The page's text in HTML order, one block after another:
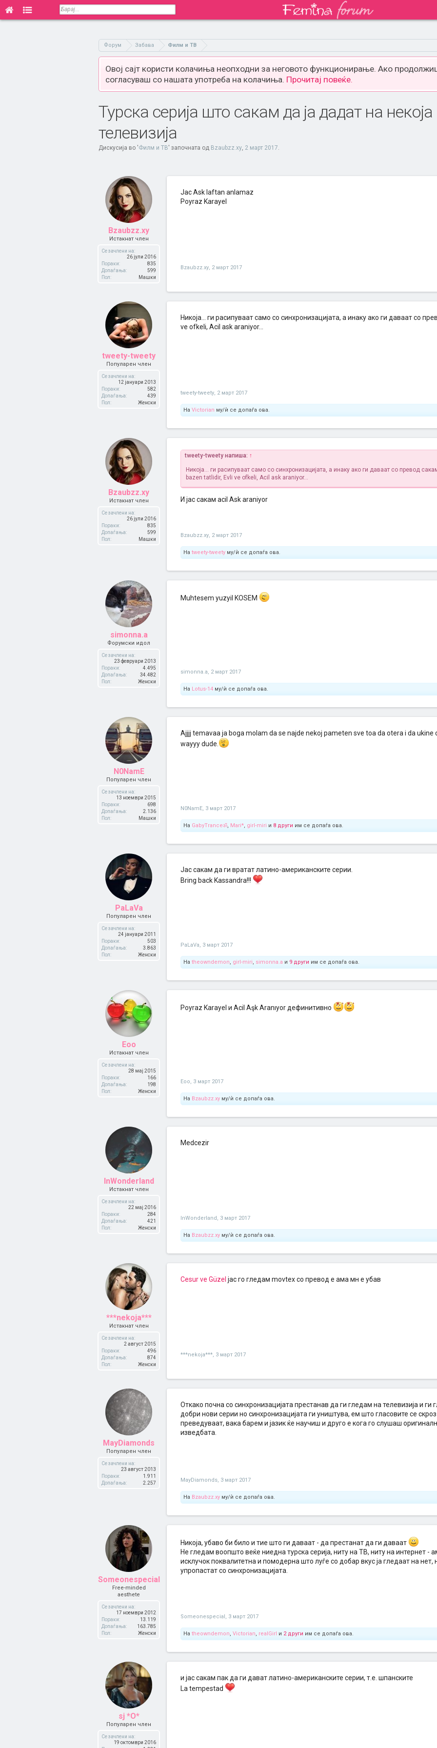
Форум Забава Филм и ТВ
Овој сајт користи колачиња неопходни за неговото функционирање. Ако
согласуваш со нашата употреба на колачиња. Прочитај повеќе.
Турска серија што сакам да ја дадат на
телевизија
Дискусија во 'Филм и ТВ' започната од Bzaubzz.xy, 2 март 2017.
Bzaubzz.xy
Истакнат член
Се зачлени на:
26 јули 2016
Пораки:
835
Допаѓања:
599
Пол:
Машки
Јас Ask laftan anlamaz
Poyraz Karayel
Bzaubzz.xy, 2 март 2017
tweety-tweety
Популарен член
Се зачлени на:
12 јануари 2013
Пораки:
582
Допаѓања:
439
Пол:
Женски
Никоја... ги расипуваат само со синхронизацијата, а инаку ако ги даваат со
ve ofkeli, Acil ask araniyor...
tweety-tweety, 2 март 2017
На Victorian му/ѝ се допаѓа ова.
Bzaubzz.xy
Истакнат член
Се зачлени на:
26 јули 2016
Пораки:
835
Допаѓања:
599
Пол:
Машки
tweety-tweety напиша: ↑
Никоја... ги расипуваат само со синхронизацијата, а инаку ако ги даваат со превод
bazen tatlidir, Evli ve ofkeli, Acil ask araniyor...
И јас сакам acil Ask araniyor
Bzaubzz.xy, 2 март 2017
На tweety-tweety му/ѝ се допаѓа ова.
simonna.a
Форумски идол
Се зачлени на:
23 февруари 2013
Пораки:
4.495
Допаѓања:
34.482
Пол:
Женски
Muhtesem yuzyil KOSEM
simonna.a, 2 март 2017
На Lotus-14 му/ѝ се допаѓа ова.
N0NamE
Популарен член
Се зачлени на:
13 ноември 2015
Пораки:
698
Допаѓања:
2.136
Пол:
Машки
Ajjjj temavaa ja boga molam da se najde nekoj pameten sve toa da otera i da ukine
wayyy dude.
N0NamE, 3 март 2017
На GabyTranceॐ, Mari*, girl-miri и 8 други им се допаѓа ова.
PaLaVa
Популарен член
Се зачлени на:
24 јануари 2011
Пораки:
503
Допаѓања:
3.863
Пол:
Женски
Јас сакам да ги вратат латино-американските серии.
Bring back Kassandra!!!
PaLaVa, 3 март 2017
На theowndemon, girl-miri, simonna.a и 9 други им се допаѓа ова.
Eoo
Истакнат член
Се зачлени на:
28 мај 2015
Пораки:
166
Допаѓања:
198
Пол:
Женски
Poyraz Karayel и Acil Aşk Aranıyor дефинитивно
Eoo, 3 март 2017
На Bzaubzz.xy му/ѝ се допаѓа ова.
InWonderland
Истакнат член
Се зачлени на:
22 мај 2016
Пораки:
284
Допаѓања:
421
Пол:
Женски
Medcezir
InWonderland, 3 март 2017
На Bzaubzz.xy му/ѝ се допаѓа ова.
***nekoja***
Истакнат член
Се зачлени на:
2 август 2015
Пораки:
496
Допаѓања:
874
Пол:
Женски
Cesur ve Güzel јас го гледам movtex со превод е ама мн е убав
***nekoja***, 3 март 2017
MayDiamonds
Популарен член
Се зачлени на:
23 август 2013
Пораки:
1.911
Допаѓања:
2.257
Откако почна со синхронизацијата престанав да ги гледам на телевизија и
добри нови серии но синхронизацијата ги уништува, ем што гласовите се
преведуваат, вака барем и јазик ќе научиш и друго е кога го слушаш
изведбата.
MayDiamonds, 3 март 2017
На Bzaubzz.xy му/ѝ се допаѓа ова.
Someonespecial
Free-minded
aesthete
Се зачлени на:
17 ноември 2012
Пораки:
13.119
Допаѓања:
163.785
Пол:
Женски
Никоја, убаво би било и тие што ги даваат - да престанат да ги даваат
Не гледам воопшто веќе ниедна турска серија, ниту на ТВ, ниту на интернет -
исклучок поквалитетна и помодерна што луѓе со добар вкус ја гледаат на нет,
упропастат со синхронизацијата.
Someonespecial, 3 март 2017
На theowndemon, Victorian, realGirl и 2 други им се допаѓа ова.
sj *O*
Популарен член
Се зачлени на:
19 октомври 2016
и јас сакам пак да ги дават латино-американските серии, т.е. шпанските
La tempestad